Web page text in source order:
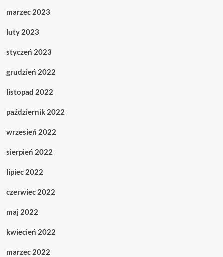
marzec 2023
luty 2023
styczeń 2023
grudzień 2022
listopad 2022
październik 2022
wrzesień 2022
sierpień 2022
lipiec 2022
czerwiec 2022
maj 2022
kwiecień 2022
marzec 2022